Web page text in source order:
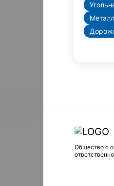
Общество с